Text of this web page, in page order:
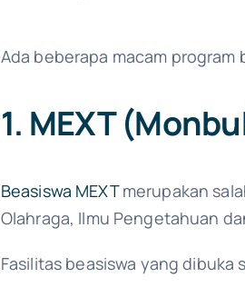
Ada beberapa macam
1. MEXT
Beasiswa MEXTmerupakan
Olahraga, Ilmu Pengetahuan
Fasilitas beasiswa yang